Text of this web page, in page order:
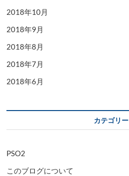
2018年10月
2018年9月
2018年8月
2018年7月
2018年6月
カテゴリー
PSO2
このブログについて